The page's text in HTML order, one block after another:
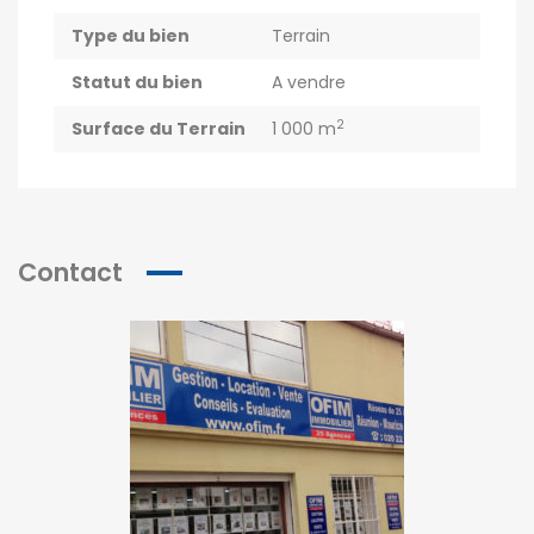
Type du bien
Terrain
Statut du bien
A vendre
Surface du Terrain
1 000 m2
Contact